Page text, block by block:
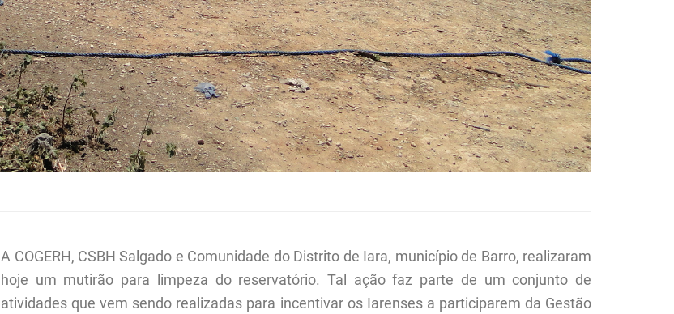
A COGERH, CSBH Salgado e Comunidade do Distrito de Iara, município de Barro, realizaram
hoje um mutirão para limpeza do reservatório. Tal ação faz parte de um conjunto de
atividades que vem sendo realizadas para incentivar os Iarenses a participarem da Gestão